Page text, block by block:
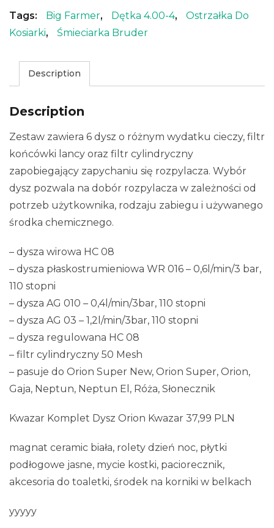
Tags: Big Farmer, Dętka 4.00-4,
Ostrzałka Do
Kosiarki, Śmieciarka Bruder
Description
Description
Zestaw zawiera 6 dysz o różnym wydatku cieczy, filtr
końcówki lancy oraz filtr cylindryczny
zapobiegający zapychaniu się rozpylacza. Wybór
dysz pozwala na dobór rozpylacza w zależności od
potrzeb użytkownika, rodzaju zabiegu i używanego
środka chemicznego.
– dysza wirowa HC 08
– dysza płaskostrumieniowa WR 016 – 0,6l/min/3 bar,
110 stopni
– dysza AG 010 – 0,4l/min/3bar, 110 stopni
– dysza AG 03 – 1,2l/min/3bar, 110 stopni
– dysza regulowana HC 08
– filtr cylindryczny 50 Mesh
– pasuje do Orion Super New, Orion Super, Orion,
Gaja, Neptun, Neptun El, Róża, Słonecznik
Kwazar Komplet Dysz Orion Kwazar 37,99 PLN
magnat ceramic biała, rolety dzień noc, płytki
podłogowe jasne, mycie kostki, paciorecznik,
akcesoria do toaletki, środek na korniki w belkach
yyyyy